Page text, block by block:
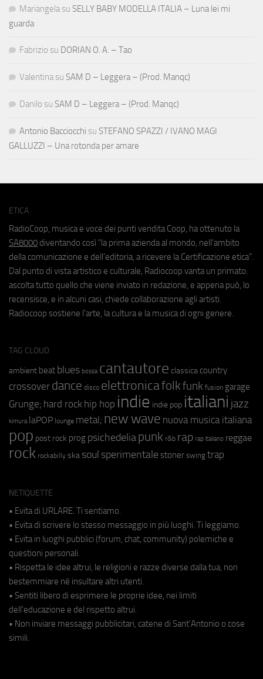
Mariangela su SELLY BABY MODELLA ITALIA – Luna lei mi
guarda
Fabrizio su DORIAN O. A. – Tao
Valentina su SAM D – Leggera – (Prod. Manqc)
Danilo su SAM D – Leggera – (Prod. Manqc)
Antonio Bacciocchi su STEFANO SPAZZI / IVANO MAGI
GALLUZZI – Una rotonda per amare
ETICA
RadioCoop, musica e voce dei punti vendita Coop, ha ottenuto la
SA8000 diventando così "la prima azienda al mondo, nell'ambito
della comunicazione e dell'editoria, a ricevere la Certificazione etica".
Dal punto di vista artistico e culturale, Radiocoop vanta un primato:
ascolta tutto quello che viene inviato in redazione, e appena può, lo
recensisce, e in alcuni casi, chiede collaborazione agli artisti.
Radiocoop sostiene l'arte, la cultura e la musica di ogni genere.
TAG CLOUD
ambient beat blues bossa cantautore classica country
crossover dance disco elettronicafolkfunk fusion garage
Grunge; hard rock hip hop indie indie pop italiani jazz
kimura laPOP lounge metal; new wave nuova musica italiana
pop post rock prog psichedeliapunk r&b rap rap italiano reggae
rock rockabilly ska soul sperimentale stoner swing trap
NETIQUETTE
• Evita di URLARE. Ti sentiamo.
• Evita di scrivere lo stesso messaggio in più luoghi. Ti leggiamo.
• Evita in luoghi pubblici (forum, chat, community) polemiche e
questioni personali.
• Rispetta le idee altrui, le religioni e razze diverse dalla tua, non
bestemmiare né insultare altri utenti.
• Sentiti libero di esprimere le proprie idee, nei limiti
dell'educazione e del rispetto altrui.
• Non inviare messaggi pubblicitari, catene di Sant'Antonio o cose
simili.